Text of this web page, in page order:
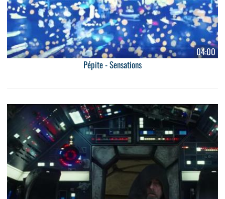
04:00
Pépite - Sensations